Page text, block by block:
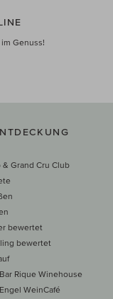
Genuss!
Grand Cru Club
bewertet
bewertet
Rique Winehouse
WeinCafé